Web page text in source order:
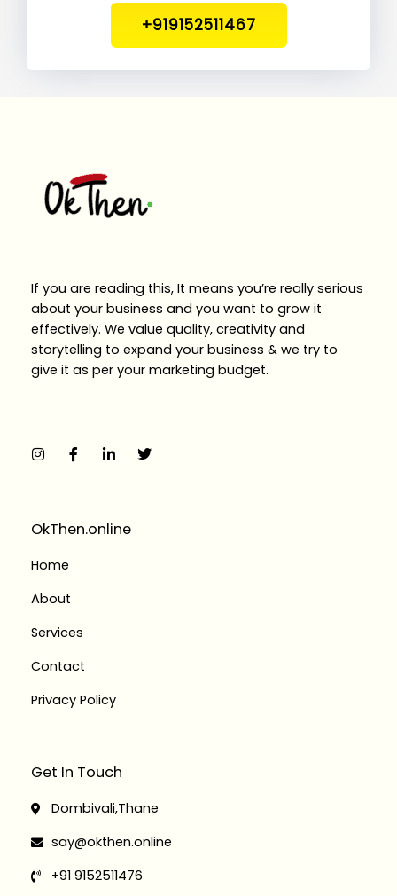
+919152511467
If you are reading this, It means you’re really serious
about your business and you want to grow it
effectively. We value quality, creativity and
storytelling to expand your business & we try to
give it as per your marketing budget.
s
a
m
c
e
k
-
n
n
-
i
OkThen.online
Home
About
Services
Contact
Privacy Policy
Get In Touch
Dombivali,Thane
say@okthen.online
+91 9152511476